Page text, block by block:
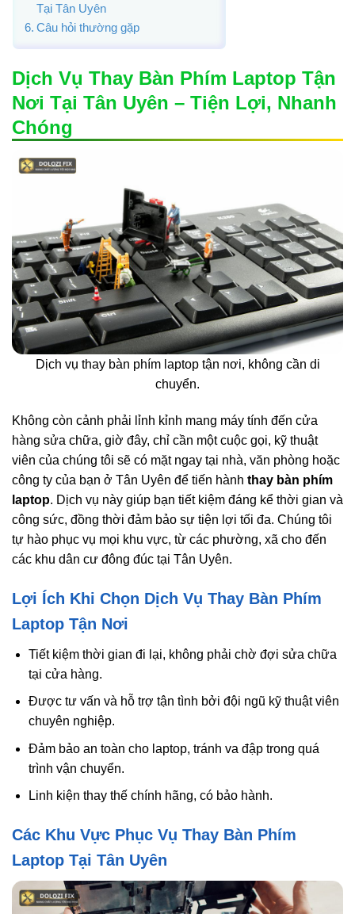
Tại Tân Uyên
Câu hỏi thường gặp
Dịch Vụ Thay Bàn Phím Laptop Tận
Nơi Tại Tân Uyên – Tiện Lợi, Nhanh
Chóng
Dịch vụ thay bàn phím laptop tận nơi, không cần di
chuyển.
Không còn cảnh phải lỉnh kỉnh mang máy tính đến cửa
hàng sửa chữa, giờ đây, chỉ cần một cuộc gọi, kỹ thuật
viên của chúng tôi sẽ có mặt ngay tại nhà, văn phòng hoặc
công ty của bạn ở Tân Uyên để tiến hành thay bàn phím
laptop. Dịch vụ này giúp bạn tiết kiệm đáng kể thời gian và
công sức, đồng thời đảm bảo sự tiện lợi tối đa. Chúng tôi
tự hào phục vụ mọi khu vực, từ các phường, xã cho đến
các khu dân cư đông đúc tại Tân Uyên.
Lợi Ích Khi Chọn Dịch Vụ Thay Bàn Phím
Laptop Tận Nơi
Tiết kiệm thời gian đi lại, không phải chờ đợi sửa chữa
tại cửa hàng.
Được tư vấn và hỗ trợ tận tình bởi đội ngũ kỹ thuật viên
chuyên nghiệp.
Đảm bảo an toàn cho laptop, tránh va đập trong quá
trình vận chuyển.
Linh kiện thay thế chính hãng, có bảo hành.
Các Khu Vực Phục Vụ Thay Bàn Phím
Laptop Tại Tân Uyên